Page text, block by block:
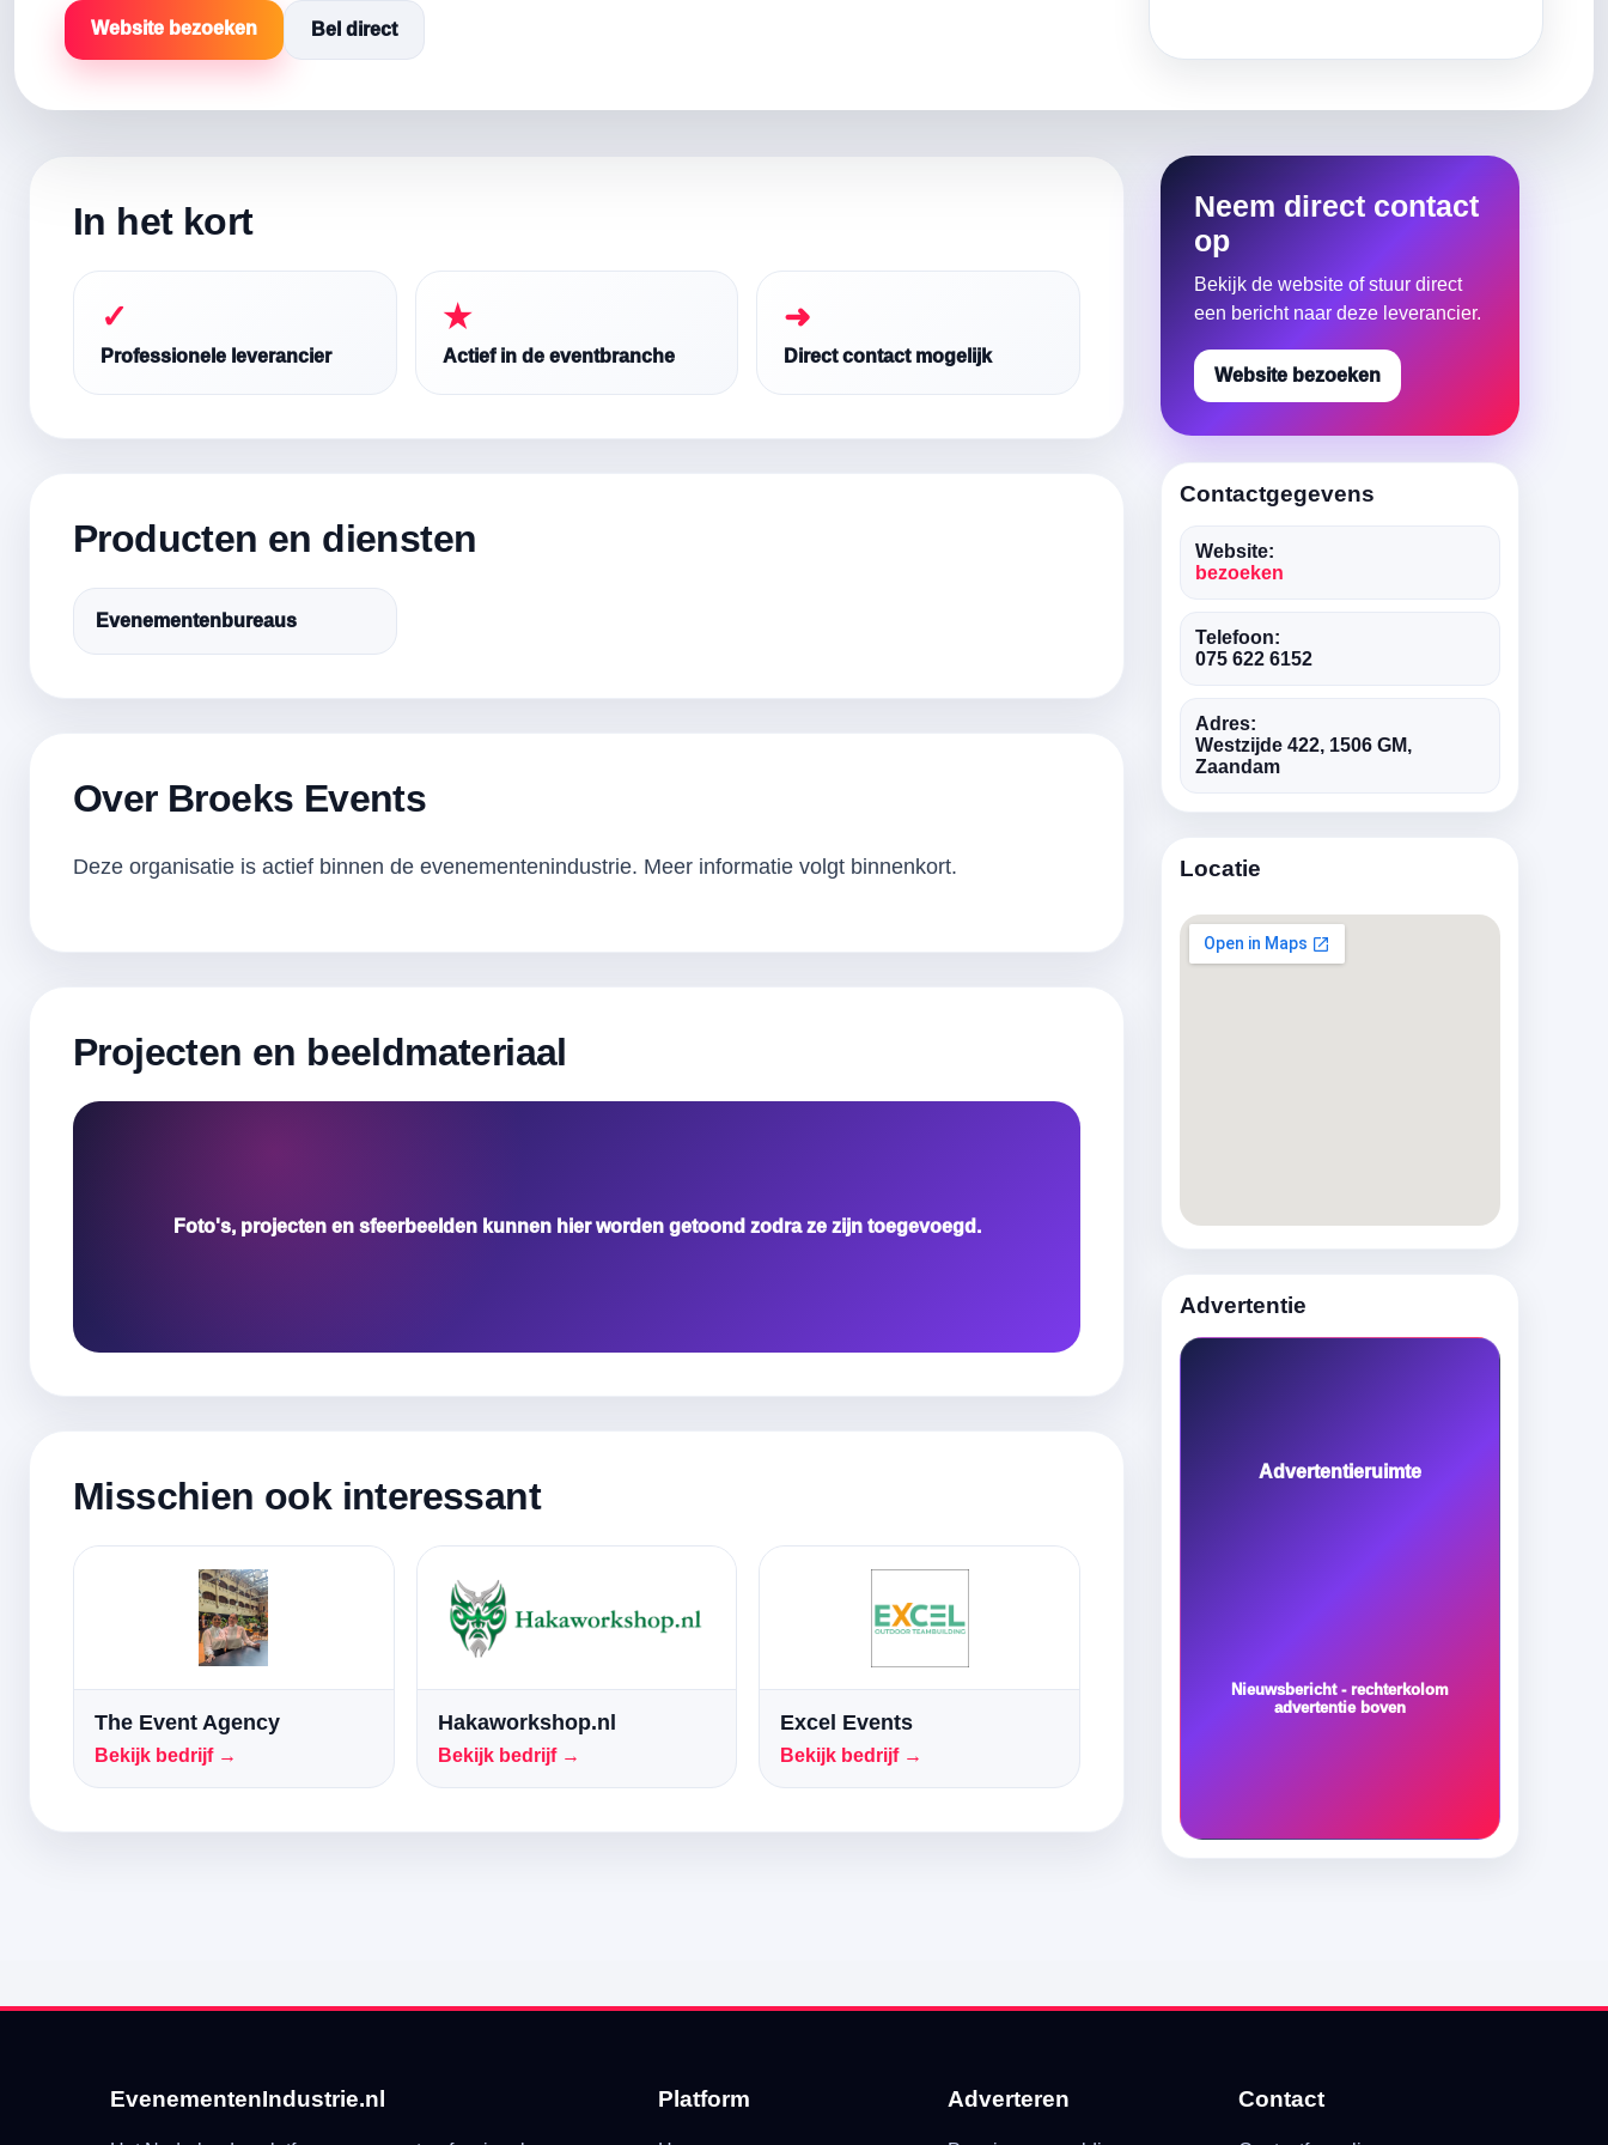
Website bezoeken Bel direct
In het kort
✓
Professionele leverancier
★
Actief in de eventbranche
➜
Direct contact mogelijk
Producten en diensten
Evenementenbureaus
Over Broeks Events
Deze organisatie is actief binnen de evenementenindustrie. Meer informatie volgt binnenkort.
Projecten en beeldmateriaal
Foto's, projecten en sfeerbeelden kunnen hier worden getoond zodra ze zijn toegevoegd.
Misschien ook interessant
The Event Agency
Bekijk bedrijf →
Hakaworkshop.nl
Bekijk bedrijf →
Excel Events
Bekijk bedrijf →
Neem direct contact
op
Bekijk de website of stuur direct
een bericht naar deze leverancier.
Website bezoeken
Contactgegevens
Website:
bezoeken
Telefoon:
075 622 6152
Adres:
Westzijde 422, 1506 GM,
Zaandam
Locatie
Advertentie
Advertentieruimte
Nieuwsbericht - rechterkolom
advertentie boven
EvenementenIndustrie.nl Platform Adverteren Contact